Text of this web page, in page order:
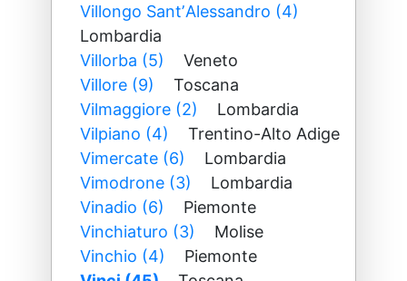
Villongo SantʼAlessandro (4)
Lombardia
Villorba (5)
Veneto
Villore (9)
Toscana
Vilmaggiore (2)
Lombardia
Vilpiano (4)
Trentino-Alto Adige
Vimercate (6)
Lombardia
Vimodrone (3)
Lombardia
Vinadio (6)
Piemonte
Vinchiaturo (3)
Molise
Vinchio (4)
Piemonte